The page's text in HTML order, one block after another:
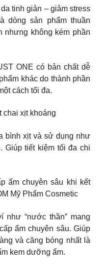
tinh giản – giảm stress
dòng sản phẩm thuần
nhưng không kém phần
ONE có bản chất dễ
khác do thành phần
cách tối đa.
chai xịt khoáng
bình xịt và sử dụng như
Giúp tiết kiệm tối đa chi
ẩm chuyên sâu khi kết
Mỹ Phẩm Cosmetic
như “nước thần” mang
ẩm chuyên sâu. Giúp
và căng bóng nhất là
kem dưỡng ẩm.